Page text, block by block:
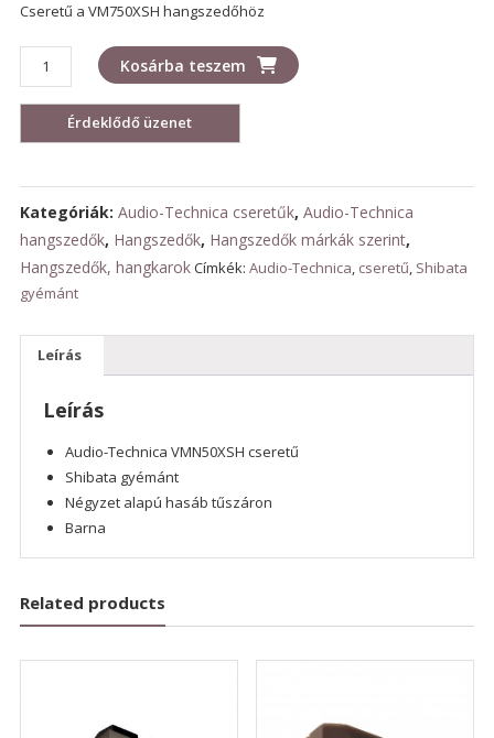
Cseretű a VM750XSH hangszedőhöz
Audio-
Technica
VMN50XSH
cseretű
Kosárba teszem
Kategóriák: Audio-Technica cseretűk, Audio-Technica
hangszedők, Hangszedők, Hangszedők márkák szerint,
Hangszedők, hangkarokCímkék: Audio-Technica, cseretű, Shibata
gyémánt
Leírás
Leírás
Audio-Technica VMN50XSH cseretű
Shibata gyémánt
Négyzet alapú hasáb tűszáron
Barna
Related products